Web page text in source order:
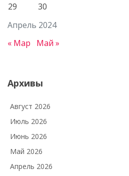
Апрель 2024
29
30
« Мар Май »
Архивы
Август 2026
Июль 2026
Июнь 2026
Май 2026
Апрель 2026